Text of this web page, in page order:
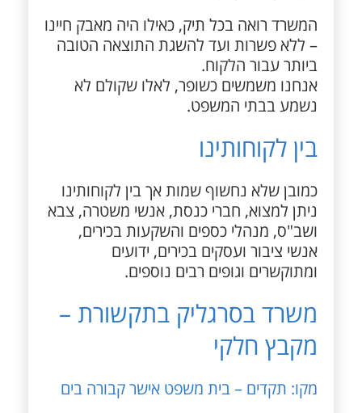
המשרד רואה בכל תיק, כאילו היה מאבק חיינו
– ללא פשרות ועד להשגת התוצאה הטובה
ביותר עבור הלקוח.
אנחנו משמשים כשופר, לאלו שקולם לא
נשמע בבתי המשפט.
בין לקוחותינו
כמובן שלא נחשוף שמות אך בין לקוחותינו
ניתן למצוא, חברי כנסת, אנשי משטרה, צבא
ושב"ס, מנהלי כספים והשקעות בכירים,
אנשי ציבור ועסקים בכירים, ידועים
ומתוקשרים וגופים רבים נוספים.
משרד בסרגליק בתקשורת –
מקבץ חלקי
מקו: תקדים – בית משפט אישר קבורה בים